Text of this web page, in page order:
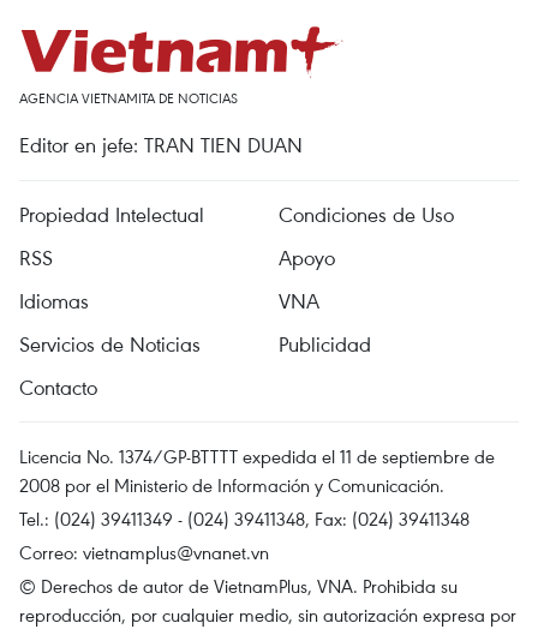
AGENCIA VIETNAMITA DE NOTICIAS
Editor en jefe: TRAN TIEN DUAN
Propiedad Intelectual
Condiciones de Uso
RSS
Apoyo
Idiomas
VNA
Servicios de Noticias
Publicidad
Contacto
Licencia No. 1374/GP-BTTTT expedida el 11 de septiembre de
2008 por el Ministerio de Información y Comunicación.
Tel.: (024) 39411349 - (024) 39411348, Fax: (024) 39411348
Correo: vietnamplus@vnanet.vn
© Derechos de autor de VietnamPlus, VNA. Prohibida su
reproducción, por cualquier medio, sin autorización expresa por